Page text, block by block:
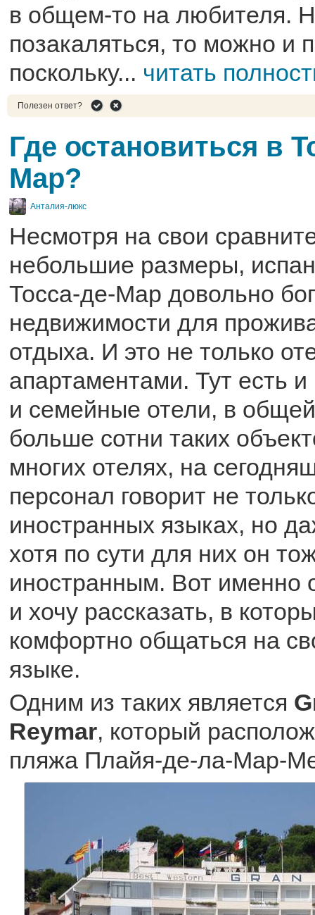
в общем-то на любителя.
позакаляться, то можно и
поскольку... читать
Полезен ответ?
Где остановиться в
Мар?
Анталия-люкс
Несмотря на свои
небольшие размеры,
Тосса-де-Мар довольно
недвижимости для
отдыха. И это не только
апартаментами. Тут есть
и семейные отели, в
больше сотни таких
многих отелях, на
персонал говорит не
иностранных языках, но
хотя по сути для них он
иностранным. Вот именно
и хочу рассказать, в
комфортно общаться на
языке.
Одним из таких является
Reymar, который
пляжа Плайя-де-ла-Мар-